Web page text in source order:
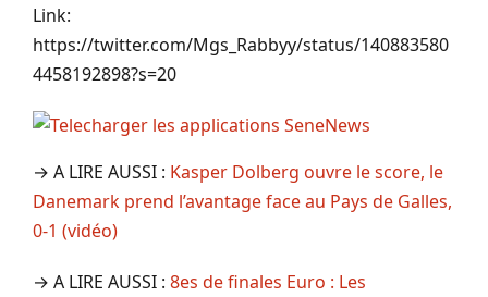
Link:
https://twitter.com/Mgs_Rabbyy/status/140883580
4458192898?s=20
→ A LIRE AUSSI : Kasper Dolberg ouvre le score, le
Danemark prend l’avantage face au Pays de Galles,
0-1 (vidéo)
→ A LIRE AUSSI : 8es de finales Euro : Les